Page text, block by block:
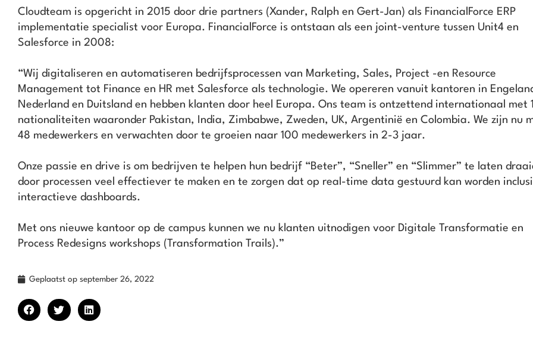
Cloudteam is opgericht in 2015 door drie partners (Xander, Ralph en Gert-Jan) als FinancialForce ERP
implementatie specialist voor Europa. FinancialForce is ontstaan als een joint-venture tussen Unit4 en
Salesforce in 2008:
“Wij digitaliseren en automatiseren bedrijfsprocessen van Marketing, Sales, Project -en Resource
Management tot Finance en HR met Salesforce als technologie. We opereren vanuit kantoren in
Nederland en Duitsland en hebben klanten door heel Europa. Ons team is ontzettend internationaal met
nationaliteiten waaronder Pakistan, India, Zimbabwe, Zweden, UK, Argentinië en Colombia. We zijn nu
48 medewerkers en verwachten door te groeien naar 100 medewerkers in 2-3 jaar.
Onze passie en drive is om bedrijven te helpen hun bedrijf “Beter”, “Sneller” en “Slimmer” te laten
door processen veel effectiever te maken en te zorgen dat op real-time data gestuurd kan worden
interactieve dashboards.
Met ons nieuwe kantoor op de campus kunnen we nu klanten uitnodigen voor Digitale Transformatie en
Process Redesigns workshops (Transformation Trails).”
Geplaatst op september 26, 2022